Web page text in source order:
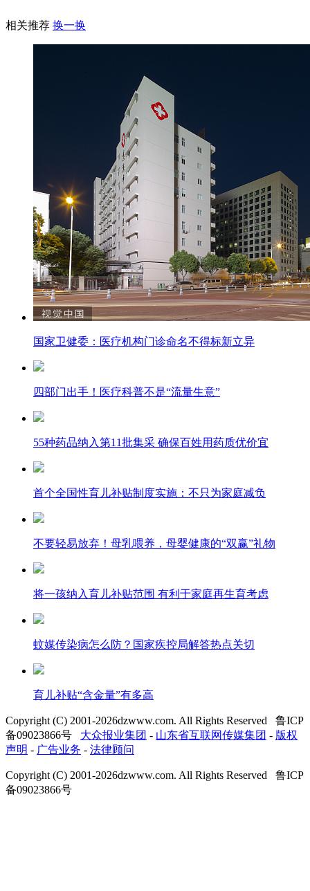
相关推荐 换一换
国家卫健委：医疗机构门诊命名不得标新立异
四部门出手！医疗科普不是“流量生意”
55种药品纳入第11批集采 确保百姓用药质优价宜
首个全国性育儿补贴制度实施：不只为家庭减负
不要轻易放弃！母乳喂养，母婴健康的“双赢”礼物
将一孩纳入育儿补贴范围 有利于家庭再生育考虑
蚊媒传染病怎么防？国家疾控局解答热点关切
育儿补贴“含金量”有多高
Copyright (C) 2001-2026dzwww.com. All Rights Reserved 鲁ICP
备09023866号 大众报业集团 - 山东省互联网传媒集团 - 版权
声明 - 广告业务 - 法律顾问
Copyright (C) 2001-2026dzwww.com. All Rights Reserved 鲁ICP
备09023866号